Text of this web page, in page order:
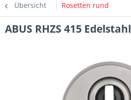
Übersicht Rosetten rund
ABUS RHZS 415 Edelstahl